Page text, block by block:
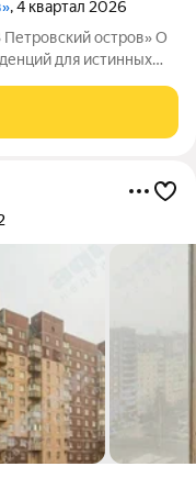
, 4 квартал 2026
остров» О
для истинных
Петербурга.